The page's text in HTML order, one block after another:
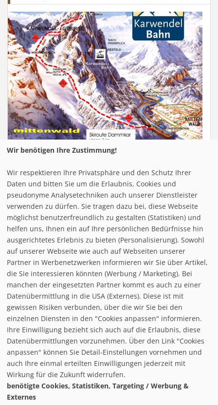
Infrastuktur Mittenwald - Dammkar
Loipe/Langlauf:
Snow tubing:
Eislaufen:
Rodelbahn:
Nachtrodeln:
Hallenbad:
follow us on facebook
Home
Datenschutzerklärung
Impressum
Cookie Management
Wir benötigen Ihre Zustimmung!
Wir respektieren Ihre Privatsphäre und den Schutz Ihrer
Daten und bitten Sie um die Erlaubnis, Cookies und
pseudonyme Analysetechniken auch unserer Dienstleister
verwenden zu dürfen. Sie tragen dazu bei, diese Webseite
möglichst benutzerfreundlich zu gestalten (Statistiken) und
helfen uns, Ihnen ein auf Ihre persönlichen Bedürfnisse hin
ausgerichtetes Erlebnis zu bieten (Personalisierung). Sowohl
auf unserer Webseite wie auch auf Webseiten unserer
Partner in Werbenetzwerken informieren wir Sie über Artikel,
die Sie interessieren könnten (Werbung / Marketing). Bei
manchen der eingesetzten Partner kommt es auch zu einer
Datenübermittlung in die USA (Externes). Diese ist mit
gewissen Risiken verbunden, über die wir Sie bei den
einzelnen Diensten in den "Cookies anpassen" informieren.
Ihre Einwilligung bezieht sich auch auf die Erlaubnis, diese
Datenübermittlungen vorzunehmen. Über den Link "Cookies
anpassen" können Sie Detail-Einstellungen vornehmen und
auch Ihre einmal erteilten Einwilligungen jederzeit mit
Wirkung für die Zukunft widerrufen.
benötigte Cookies, Statistiken, Targeting / Werbung &
Externes